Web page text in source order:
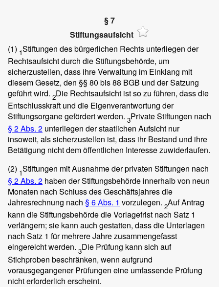
§ 7
Stiftungsaufsicht
(1) 1Stiftungen des bürgerlichen Rechts unterliegen der
Rechtsaufsicht durch die Stiftungsbehörde, um
sicherzustellen, dass ihre Verwaltung im Einklang mit
diesem Gesetz, den §§ 80 bis 88 BGB und der Satzung
geführt wird. 2Die Rechtsaufsicht ist so zu führen, dass die
Entschlusskraft und die Eigenverantwortung der
Stiftungsorgane gefördert werden. 3Private Stiftungen nach
§ 2 Abs. 2 unterliegen der staatlichen Aufsicht nur
insoweit, als sicherzustellen ist, dass ihr Bestand und ihre
Betätigung nicht dem öffentlichen Interesse zuwiderlaufen.
(2) 1Stiftungen mit Ausnahme der privaten Stiftungen nach
§ 2 Abs. 2 haben der Stiftungsbehörde innerhalb von neun
Monaten nach Schluss des Geschäftsjahres die
Jahresrechnung nach § 6 Abs. 1 vorzulegen. 2Auf Antrag
kann die Stiftungsbehörde die Vorlagefrist nach Satz 1
verlängern; sie kann auch gestatten, dass die Unterlagen
nach Satz 1 für mehrere Jahre zusammengefasst
eingereicht werden. 3Die Prüfung kann sich auf
Stichproben beschränken, wenn aufgrund
vorausgegangener Prüfungen eine umfassende Prüfung
nicht erforderlich erscheint.